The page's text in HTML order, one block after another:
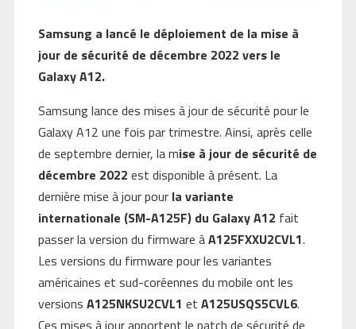
Samsung a lancé le déploiement de la mise à
jour de sécurité de décembre 2022 vers le
Galaxy A12.
Samsung lance des mises à jour de sécurité pour le
Galaxy A12 une fois par trimestre. Ainsi, après celle
de septembre dernier, la mise à jour de sécurité de
décembre 2022 est disponible à présent. La
dernière mise à jour pour la variante
internationale (SM-A125F) du Galaxy A12 fait
passer la version du firmware àA125FXXU2CVL1.
Les versions du firmware pour les variantes
américaines et sud-coréennes du mobile ont les
versions A125NKSU2CVL1 et A125USQS5CVL6.
Ces mises à jour apportent le patch de sécurité de